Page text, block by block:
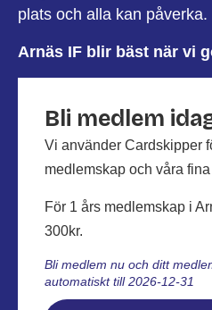
plats och alla kan påverka.
Arnäs IF blir bäst när vi
Bli medlem
Vi använder Cardskipper
medlemskap och våra
För 1 års medlemskap i
300kr.
Bli medlem nu och ditt
automatiskt till 2026-12-31